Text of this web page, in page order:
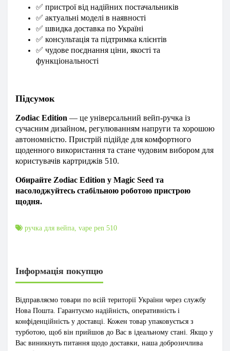
✅ пристрої від надійних постачальників
✅ актуальні моделі в наявності
✅ швидка доставка по Україні
✅ консультація та підтримка клієнтів
✅ чудове поєднання ціни, якості та
функціональності
Підсумок
Zodiac Edition — це універсальний вейп-ручка із
сучасним дизайном, регулюванням напруги та хорошою
автономністю. Пристрій підійде для комфортного
щоденного використання та стане чудовим вибором для
користувачів картриджів 510.
Обирайте Zodiac Edition у Magic Seed та
насолоджуйтесь стабільною роботою пристрою
щодня.
ручка для вейпа, vape pen 510
Інформація покупцю
Відправляємо товари по всій території України через службу
Нова Пошта. Гарантуємо надійність, оперативність і
конфіденційність у доставці. Кожен товар упаковується з
турботою, щоб він прийшов до Вас в ідеальному стані. Якщо у
Вас виникнуть питання щодо доставки, наша доброзичлива